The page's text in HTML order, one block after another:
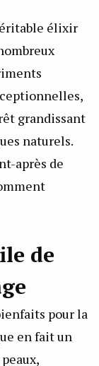
élixir
grandissant
naturels.
après de
de
pour la
en fait un